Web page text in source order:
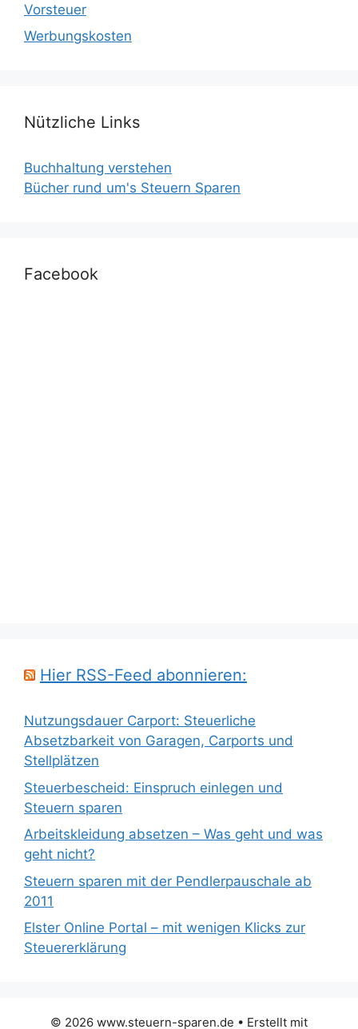
Vorsteuer
Werbungskosten
Nützliche Links
Buchhaltung verstehen
Bücher rund um's Steuern Sparen
Facebook
Hier RSS-Feed abonnieren:
Nutzungsdauer Carport: Steuerliche
Absetzbarkeit von Garagen, Carports und
Stellplätzen
Steuerbescheid: Einspruch einlegen und
Steuern sparen
Arbeitskleidung absetzen – Was geht und was
geht nicht?
Steuern sparen mit der Pendlerpauschale ab
2011
Elster Online Portal – mit wenigen Klicks zur
Steuererklärung
© 2026 www.steuern-sparen.de • Erstellt mit